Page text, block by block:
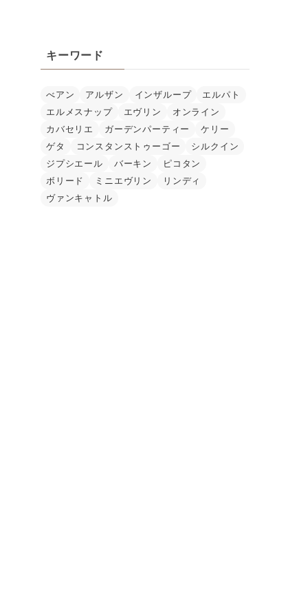
キーワード
べアン アルザン インザループ
エルパト
エルメスナップ
エヴリン
オンライン
カバセリエ
ガーデンパーティー
ケリー
ゲタ
コンスタンストゥーゴー
シルクイン
ジプシエール
バーキン
ピコタン
ボリード
ミニエヴリン
リンディ
ヴァンキャトル